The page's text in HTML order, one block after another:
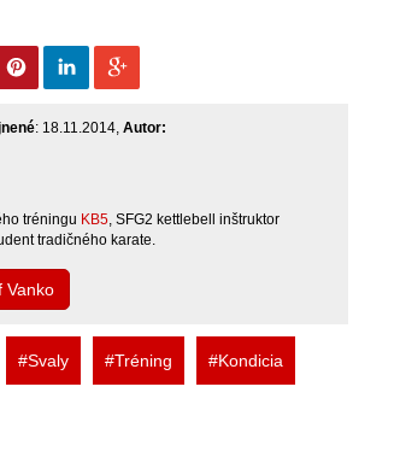
: 18.11.2014, Autor:
tréningu KB5, SFG2 kettlebell inštruktor
tradičného karate.
Vanko
#Svaly #Tréning #Kondicia